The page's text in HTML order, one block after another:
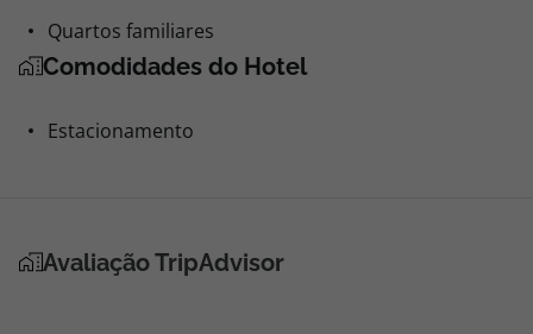
Quartos familiares
Comodidades do Hotel
Estacionamento
Avaliação TripAdvisor